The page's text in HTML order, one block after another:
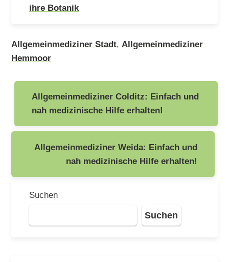
ihre Botanik
Allgemeinmediziner Stadt, Allgemeinmediziner
Hemmoor
Beitragsnavigation
Allgemeinmediziner Colditz: Einfach und
nah medizinische Hilfe erhalten!
Allgemeinmediziner Weida: Einfach und
nah medizinische Hilfe erhalten!
Suchen
Suchen